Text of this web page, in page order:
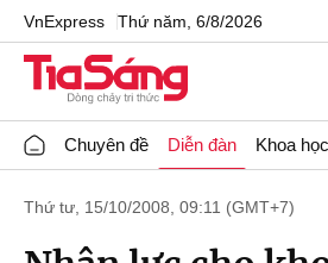
VnExpress Thứ năm, 6/8/2026
Chuyên đề Diễn đàn Khoa
Thứ tư, 15/10/2008, 09:11 (GMT+7)